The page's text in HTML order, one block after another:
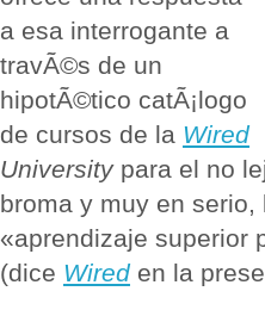
a esa interrogante a
travÃ©s de un
hipotÃ©tico catÃ¡logo
de cursos de la Wired
Universitypara el no
broma y muy en serio,
«aprendizaje superior
(dice Wireden la